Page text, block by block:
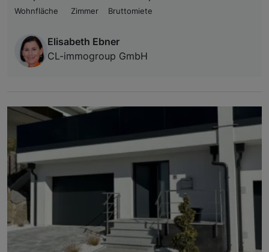
Wohnfläche
Zimmer Bruttomiete
Elisabeth Ebner
CL-immogroup GmbH